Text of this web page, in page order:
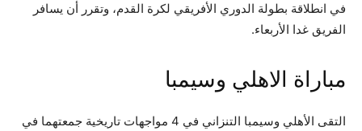
في انطلاقة بطولة الدوري الأفريقي لكرة القدم، وتقرر أن يسافر
الفريق غدا الأربعاء.
مباراة الاهلي وسيمبا
التقى الأهلي وسيمبا التنزاني في 4 مواجهات تاريخية جمعتهما في